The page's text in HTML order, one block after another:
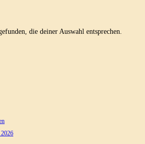
die deiner Auswahl entsprechen.